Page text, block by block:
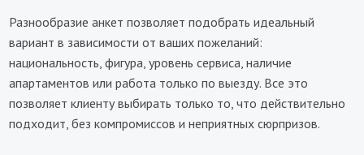
Разнообразие анкет позволяет подобрать идеальный
вариант в зависимости от ваших пожеланий:
национальность, фигура, уровень сервиса, наличие
апартаментов или работа только по выезду. Все это
позволяет клиенту выбирать только то, что действительно
подходит, без компромиссов и неприятных сюрпризов.